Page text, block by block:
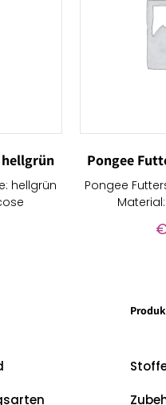
hellgrün
Pongee
Pongee